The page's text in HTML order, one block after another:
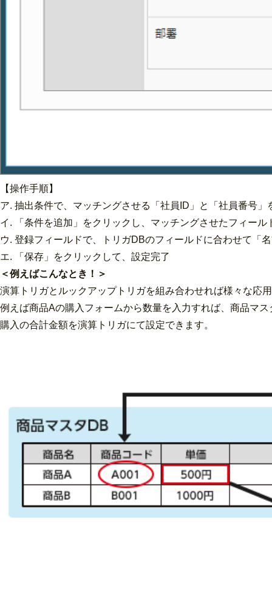
【操作手順】
ア. 抽出条件で、マッチングさせる「社員ID」と「社員番号」
イ. 「条件を追加」をクリックし、マッチングさせたフィール
ウ. 登録フィールドで、トリガDBのフィールドに合わせて「
エ. 「保存」をクリックして、設定完了
＜例えばこんなとき！＞
演算トリガとルックアップトリガを組み合わせれば様々な応
例えば商品Aの購入フォームから数量を入力すれば、商品マ
購入の合計金額を演算トリガにて設定できます。